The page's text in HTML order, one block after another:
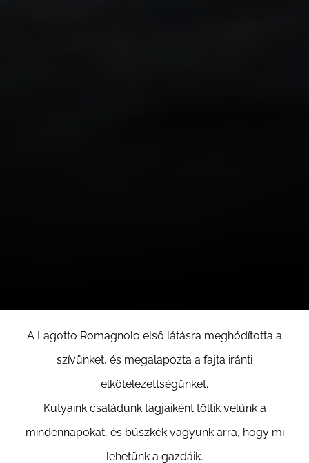
A Lagotto Romagnolo első látásra meghódította a
szívünket, és megalapozta a fajta iránti
elkötelezettségünket.
Kutyáink családunk tagjaiként töltik velünk a
mindennapokat, és büszkék vagyunk arra, hogy mi
lehetünk a gazdáik.